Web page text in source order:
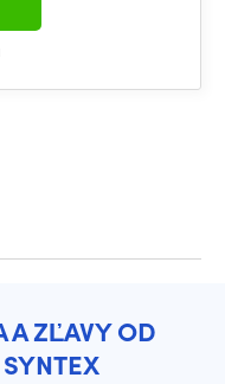
A ZĽAVY OD